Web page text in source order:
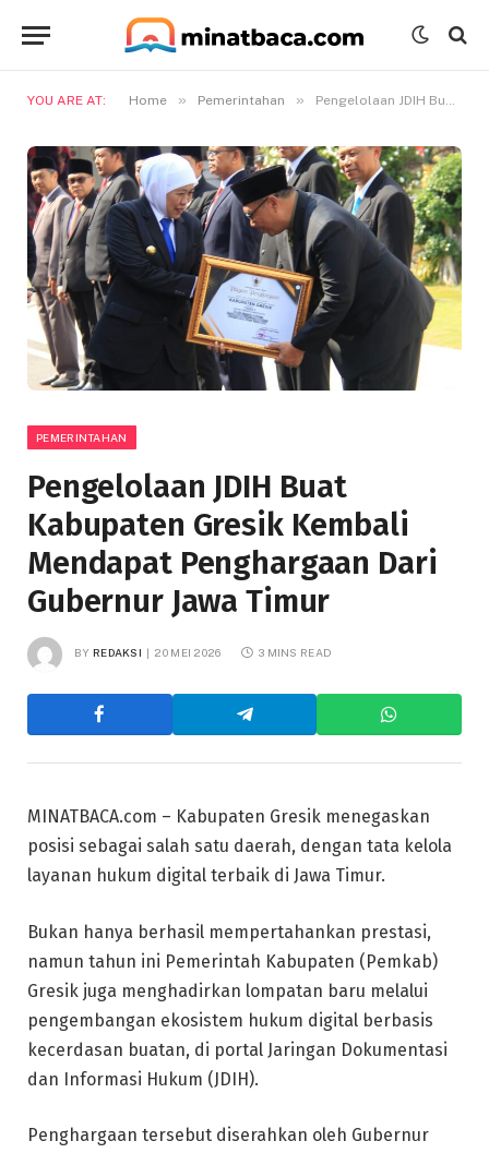
YOU ARE AT: Home » Pemerintahan » Pengelolaan JDIH Buat Kabupaten Gresik Kembali Mendapat Penghargaan Dari Gubernur Jawa Timur
PEMERINTAHAN
Pengelolaan JDIH Buat
Kabupaten Gresik Kembali
Mendapat Penghargaan Dari
Gubernur Jawa Timur
BY REDAKSI 20 MEI 2026 3 MINS READ
MINATBACA.com – Kabupaten Gresik menegaskan
posisi sebagai salah satu daerah, dengan tata kelola
layanan hukum digital terbaik di Jawa Timur.
Bukan hanya berhasil mempertahankan prestasi,
namun tahun ini Pemerintah Kabupaten (Pemkab)
Gresik juga menghadirkan lompatan baru melalui
pengembangan ekosistem hukum digital berbasis
kecerdasan buatan, di portal Jaringan Dokumentasi
dan Informasi Hukum (JDIH).
Penghargaan tersebut diserahkan oleh Gubernur